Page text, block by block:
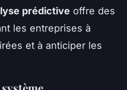
prédictive offre des
les entreprises à
et à anticiper les